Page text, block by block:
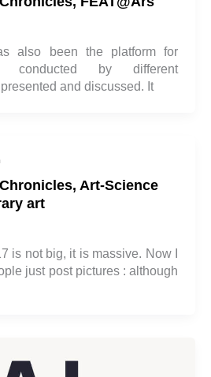
also been the platform for
conducted by different
and discussed. It
Art-Science
art
is not big, it is massive. Now I
just post pictures : although